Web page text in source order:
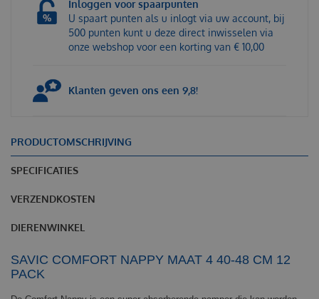
Inloggen voor spaarpunten
U spaart punten als u inlogt via uw account, bij
500 punten kunt u deze direct inwisselen via
onze webshop voor een korting van € 10,00
Klanten geven ons een 9,8!
PRODUCTOMSCHRIJVING
SPECIFICATIES
VERZENDKOSTEN
DIERENWINKEL
SAVIC COMFORT NAPPY MAAT 4 40-48 CM 12
PACK